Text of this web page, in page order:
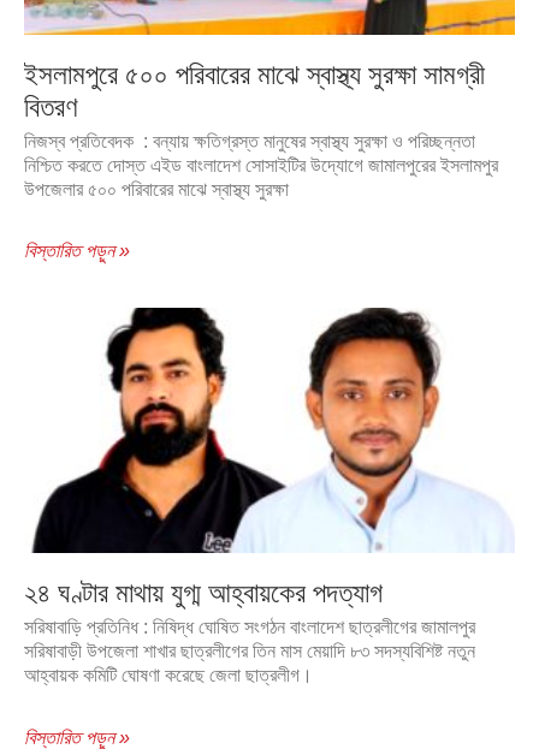
ইসলামপুরে ৫০০ পরিবারের মাঝে স্বাস্থ্য সুরক্ষা সামগ্রী
বিতরণ
নিজস্ব প্রতিবেদক : বন্যায় ক্ষতিগ্রস্ত মানুষের স্বাস্থ্য সুরক্ষা ও পরিচ্ছন্নতা
নিশ্চিত করতে দোস্ত এইড বাংলাদেশ সোসাইটির উদ্যোগে জামালপুরের ইসলামপুর
উপজেলার ৫০০ পরিবারের মাঝে স্বাস্থ্য সুরক্ষা
বিস্তারিত পড়ুন »
২৪ ঘণ্টার মাথায় যুগ্ম আহ্বায়কের পদত্যাগ
সরিষাবাড়ি প্রতিনিধ : নিষিদ্ধ ঘোষিত সংগঠন বাংলাদেশ ছাত্রলীগের জামালপুর
সরিষাবাড়ী উপজেলা শাখার ছাত্রলীগের তিন মাস মেয়াদি ৮৩ সদস্যবিশিষ্ট নতুন
আহ্বায়ক কমিটি ঘোষণা করেছে জেলা ছাত্রলীগ।
বিস্তারিত পড়ুন »